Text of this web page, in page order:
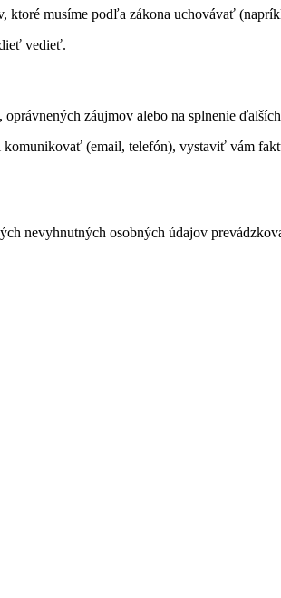
ktoré musíme podľa zákona uchovávať
vedieť.
záujmov alebo na splnenie
(email, telefón), vystaviť vám
nevyhnutných osobných údajov